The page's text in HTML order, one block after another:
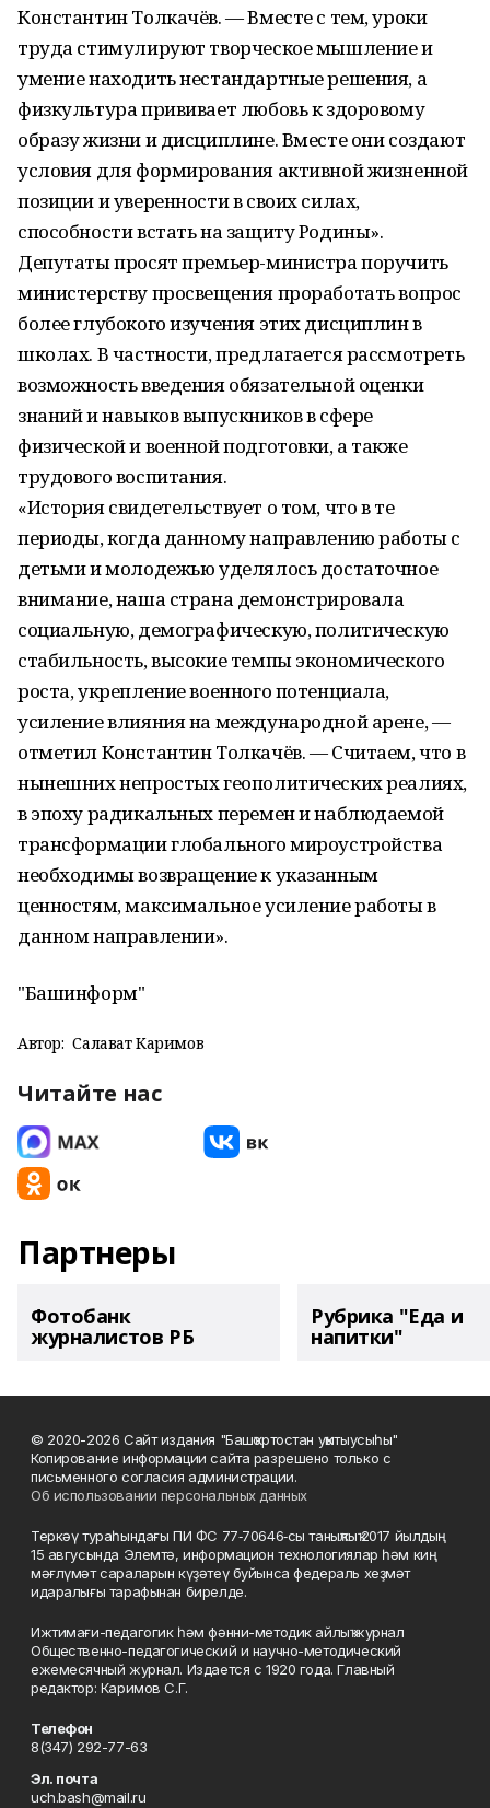
Константин Толкачёв. — Вместе с тем, уроки
труда стимулируют творческое мышление и
умение находить нестандартные решения, а
физкультура прививает любовь к здоровому
образу жизни и дисциплине. Вместе они создают
условия для формирования активной жизненной
позиции и уверенности в своих силах,
способности встать на защиту Родины».
Депутаты просят премьер-министра поручить
министерству просвещения проработать вопрос
более глубокого изучения этих дисциплин в
школах. В частности, предлагается рассмотреть
возможность введения обязательной оценки
знаний и навыков выпускников в сфере
физической и военной подготовки, а также
трудового воспитания.
«История свидетельствует о том, что в те
периоды, когда данному направлению работы с
детьми и молодежью уделялось достаточное
внимание, наша страна демонстрировала
социальную, демографическую, политическую
стабильность, высокие темпы экономического
роста, укрепление военного потенциала,
усиление влияния на международной арене, —
отметил Константин Толкачёв. — Считаем, что в
нынешних непростых геополитических реалиях,
в эпоху радикальных перемен и наблюдаемой
трансформации глобального мироустройства
необходимы возвращение к указанным
ценностям, максимальное усиление работы в
данном направлении».
"Башинформ"
Автор: Салават Каримов
Читайте нас
Партнеры
Фотобанк
журналистов РБ
Рубрика "Еда и
напитки"
© 2020-2026 Сайт издания "Башҡортостан уҡытыусыһы"
Копирование информации сайта разрешено только с
письменного согласия администрации.
Об использовании персональных данных
Теркәү тураһындағы ПИ ФС 77‑70646‑сы таныҡлыҡ 2017 йылдың
15 авгусында Элемтә, информацион технологиялар һәм киң
мәғлүмәт сараларын күҙәтеү буйынса федераль хеҙмәт
идаралығы тарафынан бирелде.
Ижтимағи-педагогик һәм фәнни-методик айлыҡ журнал
Общественно-педагогический и научно-методический
ежемесячный журнал. Издается с 1920 года. Главный
редактор: Каримов С.Г.
Телефон
8(347) 292-77-63
Эл. почта
uch.bash@mail.ru